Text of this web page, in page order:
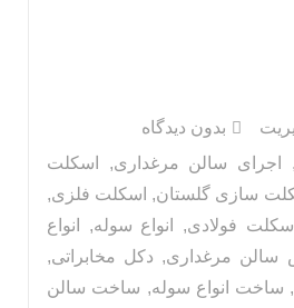
بدون دیدگاه
, اجرای سالن مرغداری,
اسكلت
سازی گلستان, اسکلت فلزی,
اسکلت فولادی, انواع سوله,
انواع
سالن مرغداری, دکل مخابراتی,
, ساخت انواع سوله, ساخت سالن